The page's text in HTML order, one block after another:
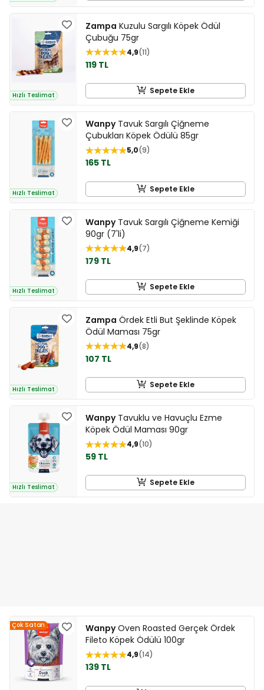
Hızlı Teslimat
Zampa Kuzulu Sargılı Köpek Ödül
Çubuğu 75gr
4,9 11
119 TL
Sepete Ekle
Hızlı Teslimat
WanpyTavuk Sargılı Çiğneme
Çubukları Köpek Ödülü 85gr
5,0 9
165 TL
Sepete Ekle
Hızlı Teslimat
WanpyTavuk Sargılı Çiğneme Kemiği
90gr (7'li)
4,9 7
179 TL
Sepete Ekle
Hızlı Teslimat
Zampa Ördek Etli But Şeklinde Köpek
Ödül Maması 75gr
4,9 8
107 TL
Sepete Ekle
Hızlı Teslimat
WanpyTavuklu ve Havuçlu Ezme
Köpek Ödül Maması 90gr
4,9 10
59 TL
Sepete Ekle
Çok Satan WanpyOven Roasted Gerçek Ördek
Fileto Köpek Ödülü 100gr
4,9 14
139 TL